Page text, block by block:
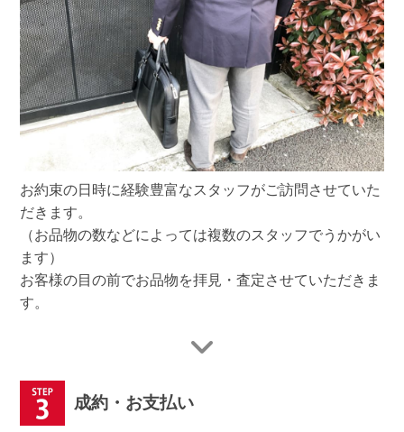
お約束の日時に経験豊富なスタッフがご訪問させていた
だきます。
（お品物の数などによっては複数のスタッフでうかがい
ます）
お客様の目の前でお品物を拝見・査定させていただきま
す。
成約・お支払い